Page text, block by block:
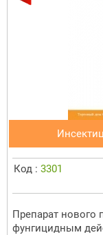
Код : 3301
Препарат нового
фунгицидным